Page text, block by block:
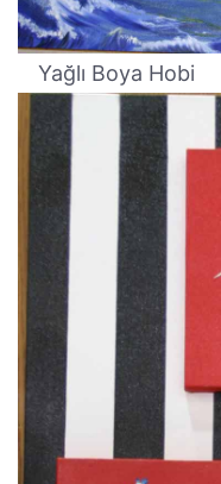
Yağlı Boya Hobi